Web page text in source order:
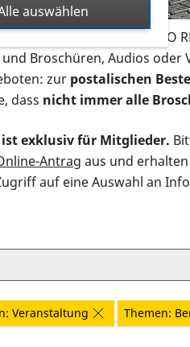
Infomaterial der
Broschüren, Audios
zur postalischen
dass nicht immer alle
exklusiv für Mitglieder.
Antrag aus und
auf eine Auswahl an
Veranstaltung Themen:
auswählen